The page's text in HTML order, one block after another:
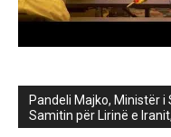
Pandeli Majko, Ministër
Samitin për Lirinë e